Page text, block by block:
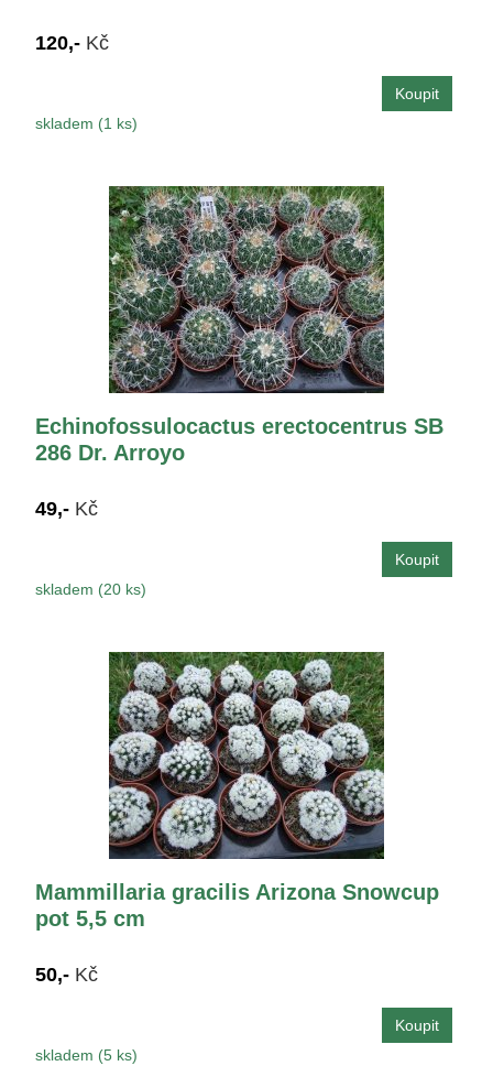
120,- Kč
skladem (1 ks)
Echinofossulocactus erectocentrus SB
286 Dr. Arroyo
49,- Kč
skladem (20 ks)
Mammillaria gracilis Arizona Snowcup
pot 5,5 cm
50,- Kč
skladem (5 ks)